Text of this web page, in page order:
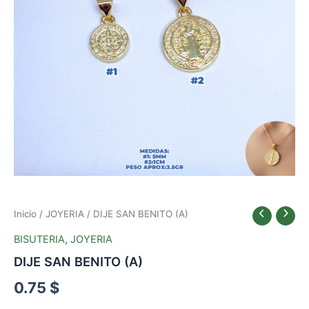
Inicio / JOYERIA / DIJE SAN BENITO (A)
BISUTERIA, JOYERIA
DIJE SAN BENITO (A)
0.75 $